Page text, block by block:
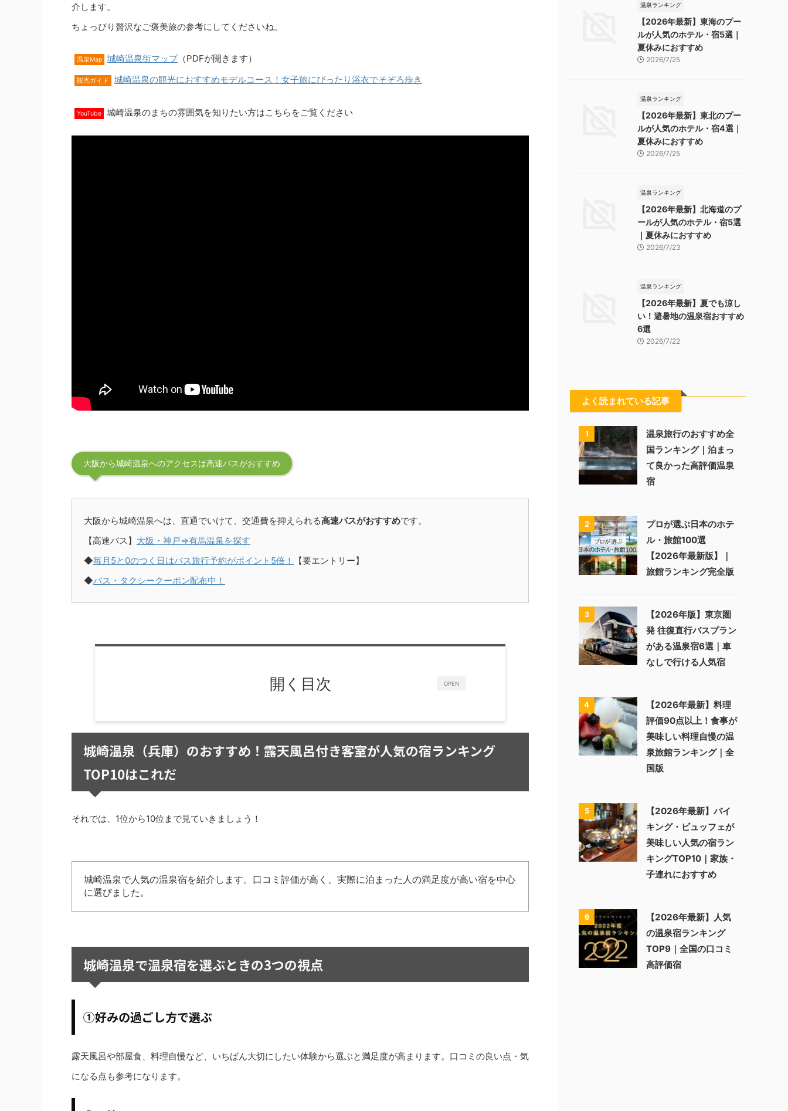
介します。
ちょっぴり贅沢なご褒美旅の参考にしてくださいね。
温泉Map 城崎温泉街マップ（PDFが開きます）
観光ガイド 城崎温泉の観光におすすめモデルコース！女子旅にぴったり浴衣でそぞろ歩き
YouTube 城崎温泉のまちの雰囲気を知りたい方はこちらをご覧ください
大阪から城崎温泉へのアクセスは高速バスがおすすめ
大阪から城崎温泉へは、直通でいけて、交通費を抑えられる高速バスがおすすめです。
【高速バス】 大阪・神戸⇒有馬温泉を探す
◆毎月5と0のつく日はバス旅行予約がポイント5倍！
【要エントリー】
◆バス・タクシークーポン配布中！
OPEN
開く目次
城崎温泉（兵庫）のおすすめ！露天風呂付き客室が人気の宿ランキング
TOP10はこれだ
それでは、1位から10位まで見ていきましょう！
城崎温泉で人気の温泉宿を紹介します。口コミ評価が高く、実際に泊まった人の満足度が高い宿を中心
に選びました。
城崎温泉で温泉宿を選ぶときの3つの視点
①好みの過ごし方で選ぶ
露天風呂や部屋食、料理自慢など、いちばん大切にしたい体験から選ぶと満足度が高まります。口コミの良い点・気
になる点も参考になります。
温泉ランキング
【2026年最新】東海のプー
ルが人気のホテル・宿5選｜
夏休みにおすすめ
2026/7/25
温泉ランキング
【2026年最新】東北のプー
ルが人気のホテル・宿4選｜
夏休みにおすすめ
2026/7/25
温泉ランキング
【2026年最新】北海道のプ
ールが人気のホテル・宿5選
｜夏休みにおすすめ
2026/7/23
温泉ランキング
【2026年最新】夏でも涼し
い！避暑地の温泉宿おすすめ
6選
2026/7/22
よく読まれている記事
1
温泉旅行のおすすめ全
国ランキング｜泊まっ
て良かった高評価温泉
宿
2
プロが選ぶ日本のホテ
ル・旅館100選
【2026年最新版】｜
旅館ランキング完全版
3
【2026年版】東京圏
発 往復直行バスプラン
がある温泉宿6選｜車
なしで行ける人気宿
4
【2026年最新】料理
評価90点以上！食事が
美味しい料理自慢の温
泉旅館ランキング｜全
国版
5
【2026年最新】バイ
キング・ビュッフェが
美味しい人気の宿ラン
キングTOP10｜家族・
子連れにおすすめ
6
【2026年最新】人気
の温泉宿ランキング
TOP9｜全国の口コミ
高評価宿